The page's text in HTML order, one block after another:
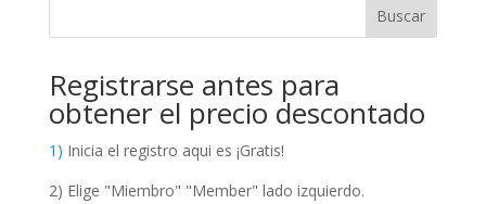
Buscar
Registrarse antes para
obtener el precio descontado
1) Inicia el registro aqui es ¡Gratis!
2) Elige "Miembro" "Member" lado izquierdo.